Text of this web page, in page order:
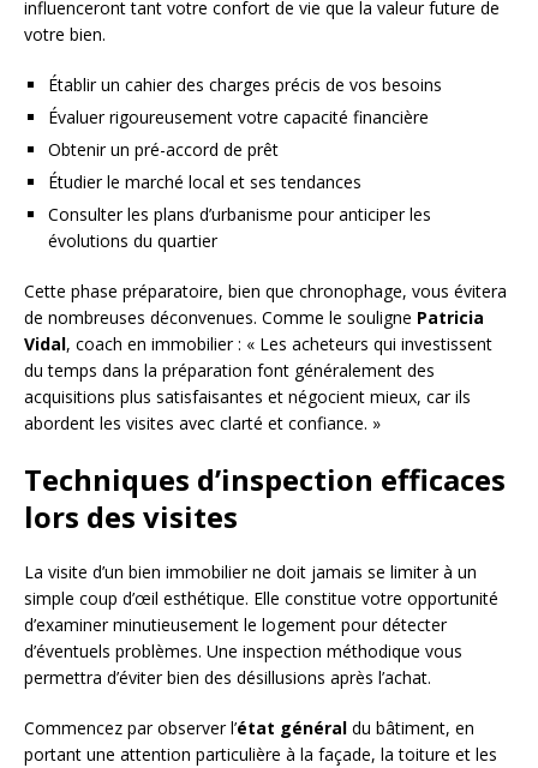
influenceront tant votre confort de vie que la valeur future de
votre bien.
Établir un cahier des charges précis de vos besoins
Évaluer rigoureusement votre capacité financière
Obtenir un pré-accord de prêt
Étudier le marché local et ses tendances
Consulter les plans d’urbanisme pour anticiper les
évolutions du quartier
Cette phase préparatoire, bien que chronophage, vous évitera
de nombreuses déconvenues. Comme le souligne Patricia
Vidal, coach en immobilier : « Les acheteurs qui investissent
du temps dans la préparation font généralement des
acquisitions plus satisfaisantes et négocient mieux, car ils
abordent les visites avec clarté et confiance. »
Techniques d’inspection efficaces
lors des visites
La visite d’un bien immobilier ne doit jamais se limiter à un
simple coup d’œil esthétique. Elle constitue votre opportunité
d’examiner minutieusement le logement pour détecter
d’éventuels problèmes. Une inspection méthodique vous
permettra d’éviter bien des désillusions après l’achat.
Commencez par observer l’état général du bâtiment, en
portant une attention particulière à la façade, la toiture et les